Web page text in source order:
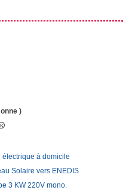
)
électrique à domicile
Solaire vers ENEDIS
3 KW 220V mono.